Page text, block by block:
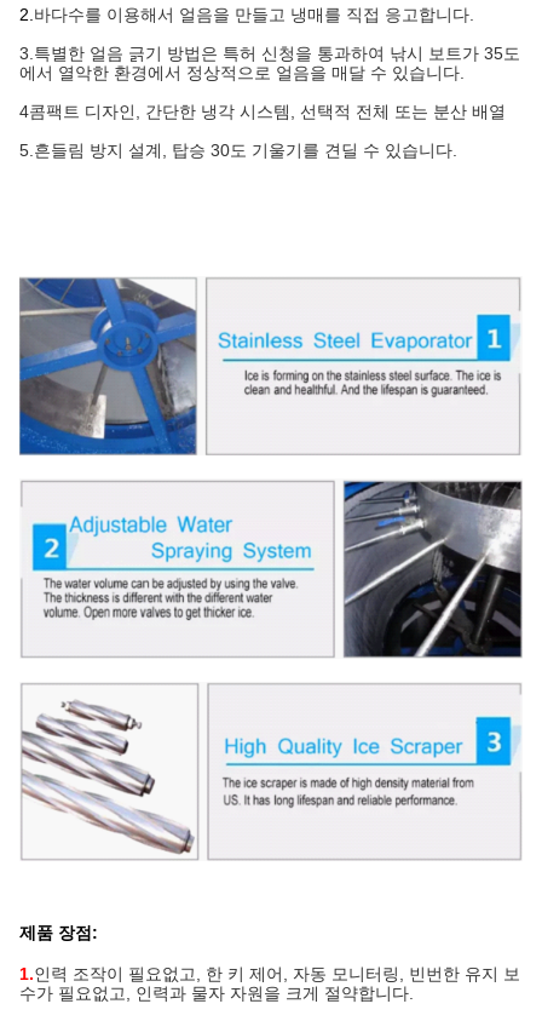
2. 바다수를 이용해서 얼음을 만들고 냉매를 직접 응고합니다.
3.특별한 얼음 긁기 방법은 특허 신청을 통과하여 낚시 보트가 35도
에서 열악한 환경에서 정상적으로 얼음을 매달 수 있습니다.
4콤팩트 디자인, 간단한 냉각 시스템, 선택적 전체 또는 분산 배열
5. 흔들림 방지 설계, 탑승 30도 기울기를 견딜 수 있습니다.
제품 장점:
1.인력 조작이 필요없고, 한 키 제어, 자동 모니터링, 빈번한 유지 보
수가 필요없고, 인력과 물자 자원을 크게 절약합니다.